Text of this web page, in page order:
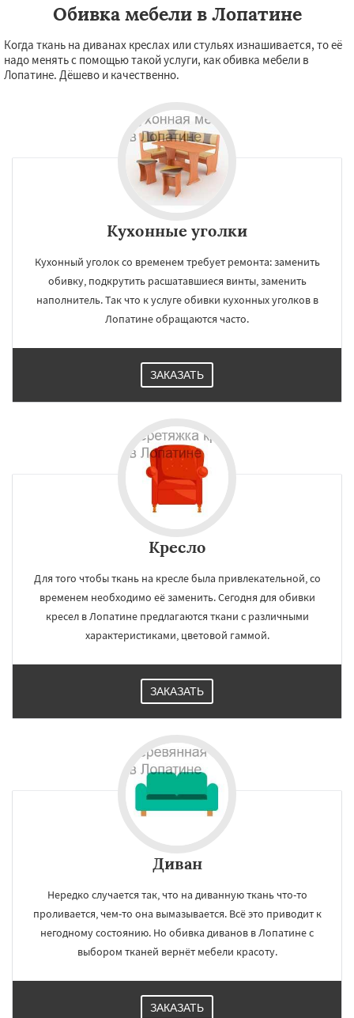
Обивка мебели в Лопатине
Когда ткань на диванах креслах или стульях изнашивается, то её
надо менять с помощью такой услуги, как обивка мебели в
Лопатине. Дёшево и качественно.
Кухонные уголки
Кухонный уголок со временем требует ремонта: заменить
обивку, подкрутить расшатавшиеся винты, заменить
наполнитель. Так что к услуге обивки кухонных уголков в
Лопатине обращаются часто.
ЗАКАЗАТЬ
Кресло
Для того чтобы ткань на кресле была привлекательной, со
временем необходимо её заменить. Сегодня для обивки
кресел в Лопатине предлагаются ткани с различными
характеристиками, цветовой гаммой.
ЗАКАЗАТЬ
Диван
Нередко случается так, что на диванную ткань что-то
проливается, чем-то она вымазывается. Всё это приводит к
негодному состоянию. Но обивка диванов в Лопатине с
выбором тканей вернёт мебели красоту.
ЗАКАЗАТЬ